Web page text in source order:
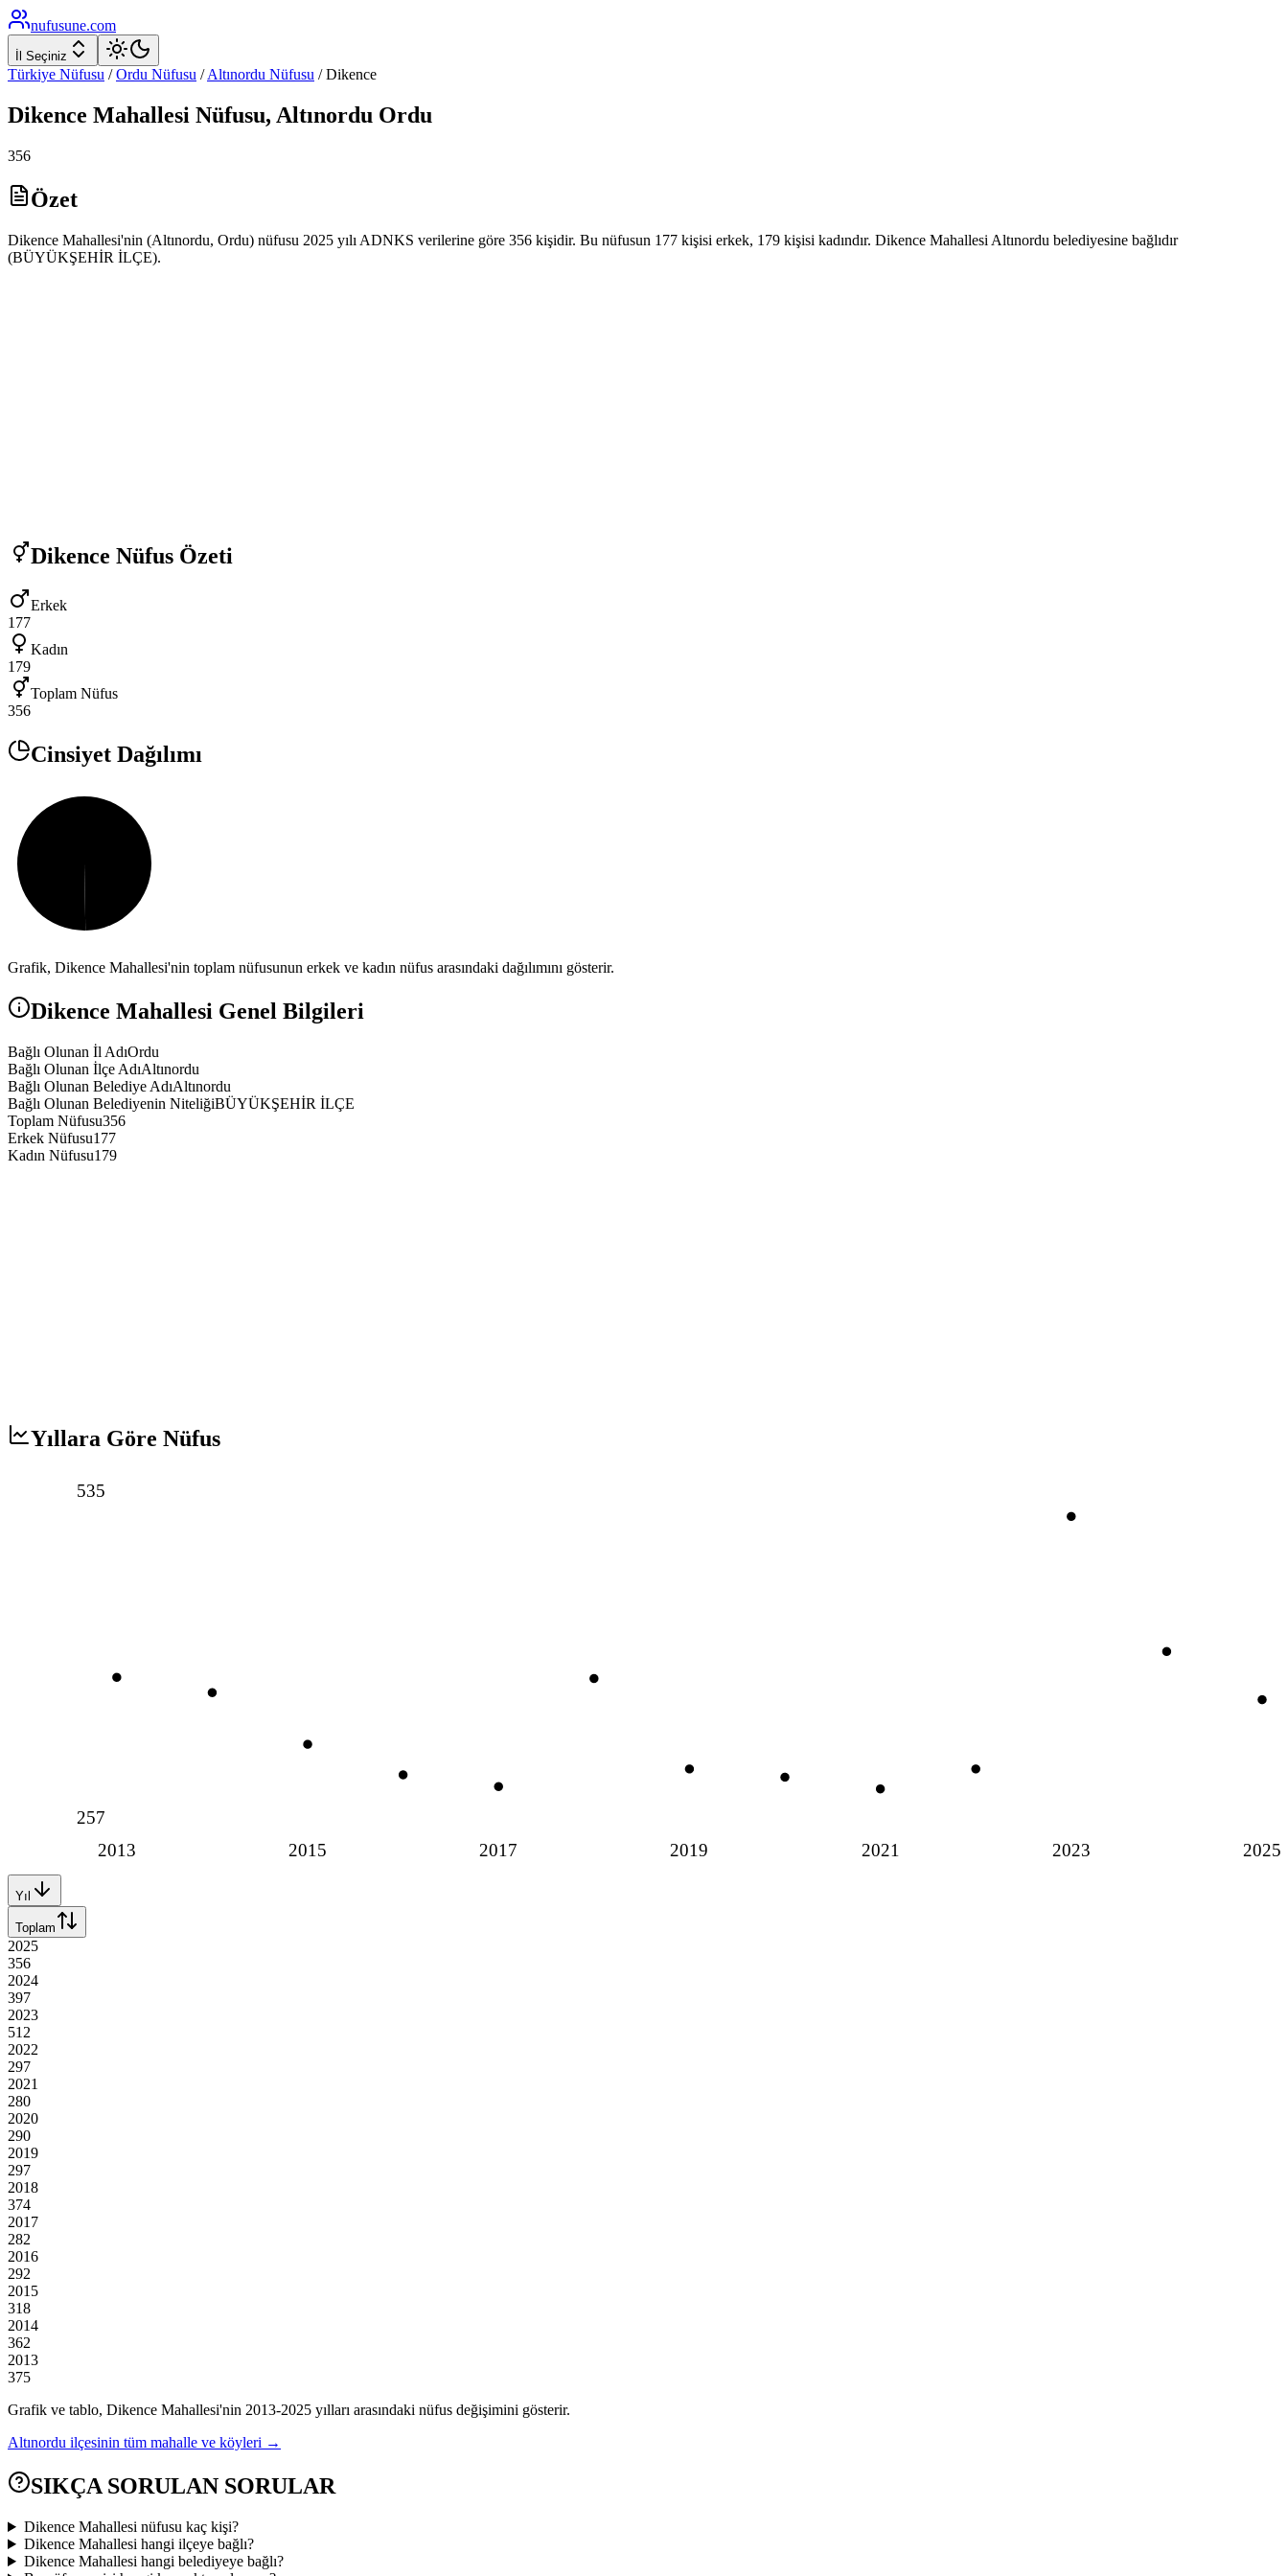
nufusune.com
İl Seçiniz
Türkiye Nüfusu / Ordu Nüfusu / Altınordu Nüfusu /Dikence
Dikence Mahallesi Nüfusu, Altınordu Ordu
356
Özet
Dikence Mahallesi'nin (Altınordu, Ordu) nüfusu 2025 yılı ADNKS verilerine göre 356 kişidir. Bu nüfusun 177 kişisi erkek, 179 kişisi kadındır. Dikence Mahallesi Altınordu belediyesine bağlıdır
(BÜYÜKŞEHİR İLÇE).
Dikence Nüfus Özeti
Erkek
177
Kadın
179
Toplam Nüfus
356
Cinsiyet Dağılımı
Grafik, Dikence Mahallesi'nin toplam nüfusunun erkek ve kadın nüfus arasındaki dağılımını gösterir.
Dikence Mahallesi Genel Bilgileri
Bağlı Olunan İl AdıOrdu
Bağlı Olunan İlçe AdıAltınordu
Bağlı Olunan Belediye AdıAltınordu
Bağlı Olunan Belediyenin NiteliğiBÜYÜKŞEHİR İLÇE
Toplam Nüfusu356
Erkek Nüfusu177
Kadın Nüfusu179
Yıllara Göre Nüfus
2013 2015 2017 2019 2021 2023 2025
535
257
Yıl
Toplam
2025
356
2024
397
2023
512
2022
297
2021
280
2020
290
2019
297
2018
374
2017
282
2016
292
2015
318
2014
362
2013
375
Grafik ve tablo, Dikence Mahallesi'nin 2013-2025 yılları arasındaki nüfus değişimini gösterir.
Altınordu ilçesinin tüm mahalle ve köyleri →
SIKÇA SORULAN SORULAR
Dikence Mahallesi nüfusu kaç kişi?
Dikence Mahallesi hangi ilçeye bağlı?
Dikence Mahallesi hangi belediyeye bağlı?